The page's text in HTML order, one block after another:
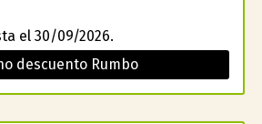
el 30/09/2026.
descuento Rumbo